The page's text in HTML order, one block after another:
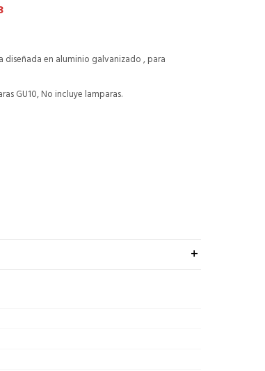
diseñada en aluminio galvanizado , para
GU10, No incluye lamparas.